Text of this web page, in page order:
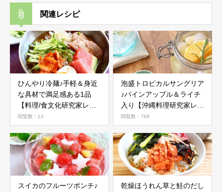
関連レシピ
ひんやり冷麺♪手軽＆身近
な具材で満足感ある1品
【料理/食文化研究家レシ
ピ】
閲覧数：13
泡盛トロピカルサングリア
♪パインアップル＆ライチ
入り【沖縄料理研究家レシ
ピ】
閲覧数：768
スイカのフルーツポンチ♪
乾燥ほうれん草と鮭のだし